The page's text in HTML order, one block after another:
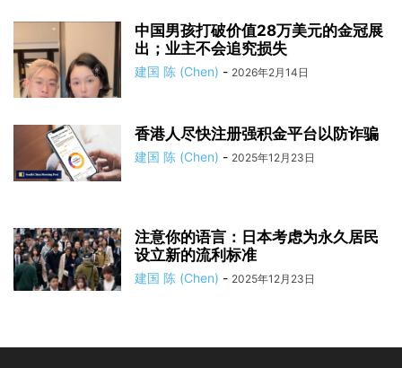
中国男孩打破价值28万美元的金冠展
出；业主不会追究损失
建国 陈 (Chen) - 2026年2月14日
香港人尽快注册强积金平台以防诈骗
建国 陈 (Chen) - 2025年12月23日
注意你的语言：日本考虑为永久居民
设立新的流利标准
建国 陈 (Chen) - 2025年12月23日